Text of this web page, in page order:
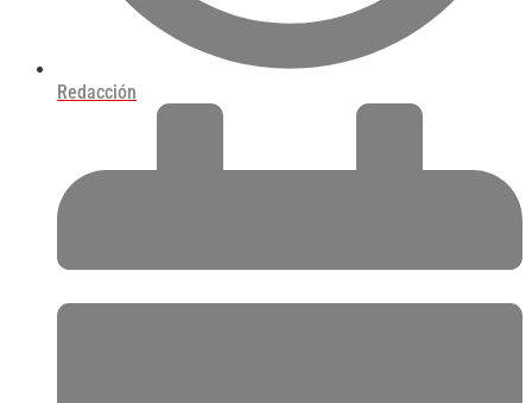
Redacción